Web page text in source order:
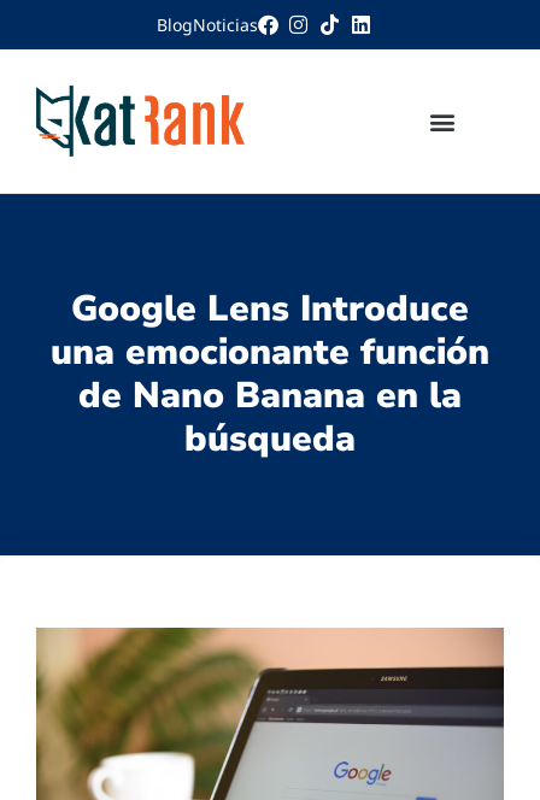
BlogNoticias
Google Lens Introduce
una emocionante función
de Nano Banana en la
búsqueda